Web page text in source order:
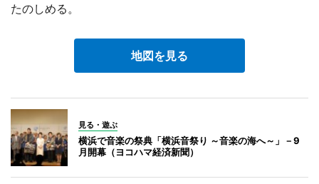
たのしめる。
地図を見る
見る・遊ぶ
横浜で音楽の祭典「横浜音祭り ～音楽の海へ～」－9
月開幕（ヨコハマ経済新聞）